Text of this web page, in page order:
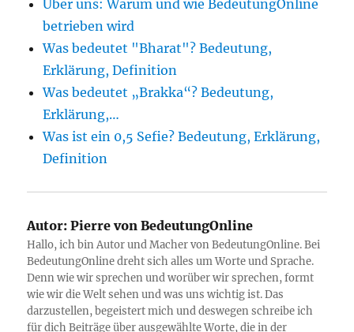
Über uns: Warum und wie BedeutungOnline
betrieben wird
Was bedeutet "Bharat"? Bedeutung,
Erklärung, Definition
Was bedeutet „Brakka“? Bedeutung,
Erklärung,…
Was ist ein 0,5 Sefie? Bedeutung, Erklärung,
Definition
Autor: Pierre von BedeutungOnline
Hallo, ich bin Autor und Macher von BedeutungOnline. Bei
BedeutungOnline dreht sich alles um Worte und Sprache.
Denn wie wir sprechen und worüber wir sprechen, formt
wie wir die Welt sehen und was uns wichtig ist. Das
darzustellen, begeistert mich und deswegen schreibe ich
für dich Beiträge über ausgewählte Worte, die in der